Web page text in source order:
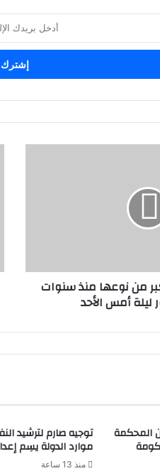
من نوعها منذ سنوات
ليلة أمس الأحد
المحكمة توجيه صارم لترشيد
موارد الدولة يسِم إعداد
منذ 13 ساعة